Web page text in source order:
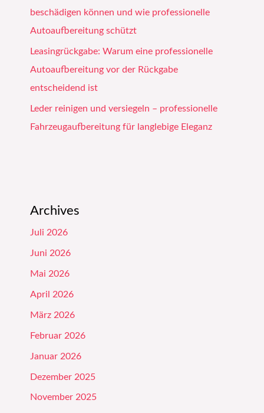
beschädigen können und wie professionelle
Autoaufbereitung schützt
Leasingrückgabe: Warum eine professionelle
Autoaufbereitung vor der Rückgabe
entscheidend ist
Leder reinigen und versiegeln – professionelle
Fahrzeugaufbereitung für langlebige Eleganz
Archives
Juli 2026
Juni 2026
Mai 2026
April 2026
März 2026
Februar 2026
Januar 2026
Dezember 2025
November 2025